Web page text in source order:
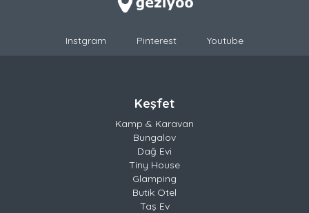
Instgram Pinterest Youtube
Keşfet
Kamp & Karavan
Bungalov
Dağ Evi
Tiny House
Glamping
Butik Otel
Taş Ev